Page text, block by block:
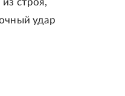
строя,
удар